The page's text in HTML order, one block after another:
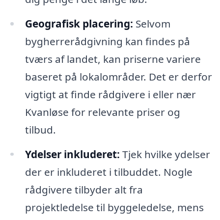
Geografisk placering: Selvom
bygherrerådgivning kan findes på
tværs af landet, kan priserne variere
baseret på lokalområder. Det er derfor
vigtigt at finde rådgivere i eller nær
Kvanløse for relevante priser og
tilbud.
Ydelser inkluderet: Tjek hvilke ydelser
der er inkluderet i tilbuddet. Nogle
rådgivere tilbyder alt fra
projektledelse til byggeledelse, mens